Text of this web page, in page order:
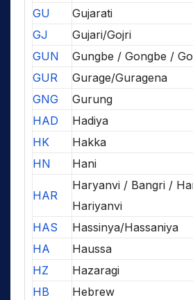
GU
Gujarati
GJ
Gujari/Gojri
GUN
Gungbe / Gongbe /
GUR
Gurage/Guragena
GNG
Gurung
HAD
Hadiya
HK
Hakka
HN
Hani
HAR
Haryanvi / Bangri /
Hariyanvi
HAS
Hassinya/Hassaniya
HA
Haussa
HZ
Hazaragi
HB
Hebrew